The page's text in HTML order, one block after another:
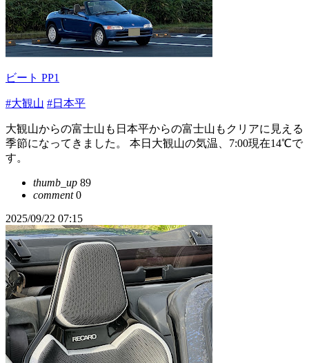
ビート PP1
#大観山 #日本平
大観山からの富士山も日本平からの富士山もクリアに見える
季節になってきました。 本日大観山の気温、7:00現在14℃で
す。
thumb_up 89
comment0
2025/09/22 07:15